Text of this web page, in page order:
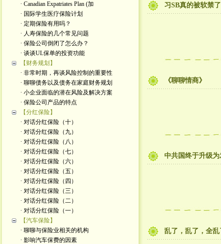
· Canadian Expatriates Plan (加
· 国际学生医疗保险计划
· 定期保险有用吗？
· 人寿保险的几个常见问题
· 保险公司倒闭了怎么办？
· 谈谈UL保单的投资功能
【财务规划】
· 非常时期，再谈风险控制的重要性
· 聊聊债务以及债务在家庭财务规划
· 小企业面临的潜在风险及解决方案
· 保险公司产品的特点
【分红保险】
· 对话分红保险（十）
· 对话分红保险（九）
· 对话分红保险（八）
· 对话分红保险（七）
· 对话分红保险（六）
· 对话分红保险（五）
· 对话分红保险（四）
· 对话分红保险（三）
· 对话分红保险（二）
· 对话分红保险（一）
【汽车保险】
· 聊聊与保险业相关的机构
· 影响汽车保费的因素
习SB真的被软禁
《聊聊情商》
中共国终于升级
乱了，乱了，全乱